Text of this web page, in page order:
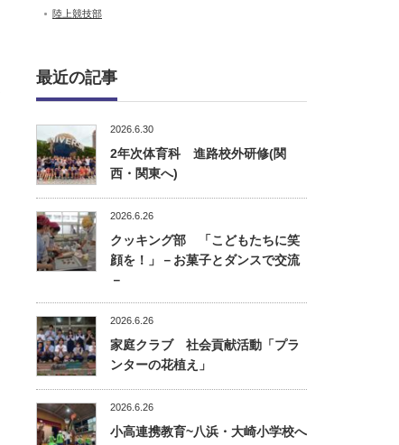
陸上競技部
最近の記事
2026.6.30
2年次体育科 進路校外研修(関
西・関東へ)
2026.6.26
クッキング部 「こどもたちに笑
顔を！」－お菓子とダンスで交流
－
2026.6.26
家庭クラブ 社会貢献活動「プラ
ンターの花植え」
2026.6.26
小高連携教育~八浜・大崎小学校へ